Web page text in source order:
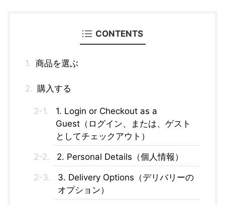
CONTENTS
商品を選ぶ
購入する
1. Login or Checkout as a
Guest（ログイン、または、ゲスト
としてチェックアウト）
2. Personal Details（個人情報）
3. Delivery Options（デリバリーの
オプション）